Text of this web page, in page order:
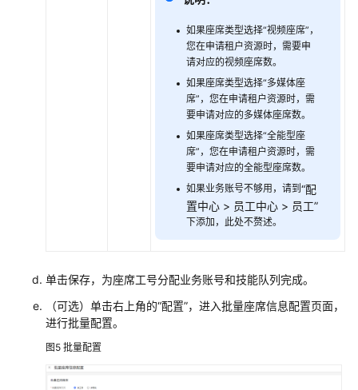
如果座席类型选择“视频座席”，
您在申请租户资源时，需要申
请对应的视频座席数。
如果座席类型选择“多媒体座
席”，您在申请租户资源时，需
要申请对应的多媒体座席数。
如果座席类型选择“全能型座
席”，您在申请租户资源时，需
要申请对应的全能型座席数。
如果业务账号不够用，请到 “配
置中心 > 员工中心 > 员工”
下添加，此处不赘述。
单击保存，为座席工号分配业务账号和技能队列完成。
（可选）单击右上角的“配置”，进入批量座席信息配置页面，
进行批量配置。
图5 批量配置